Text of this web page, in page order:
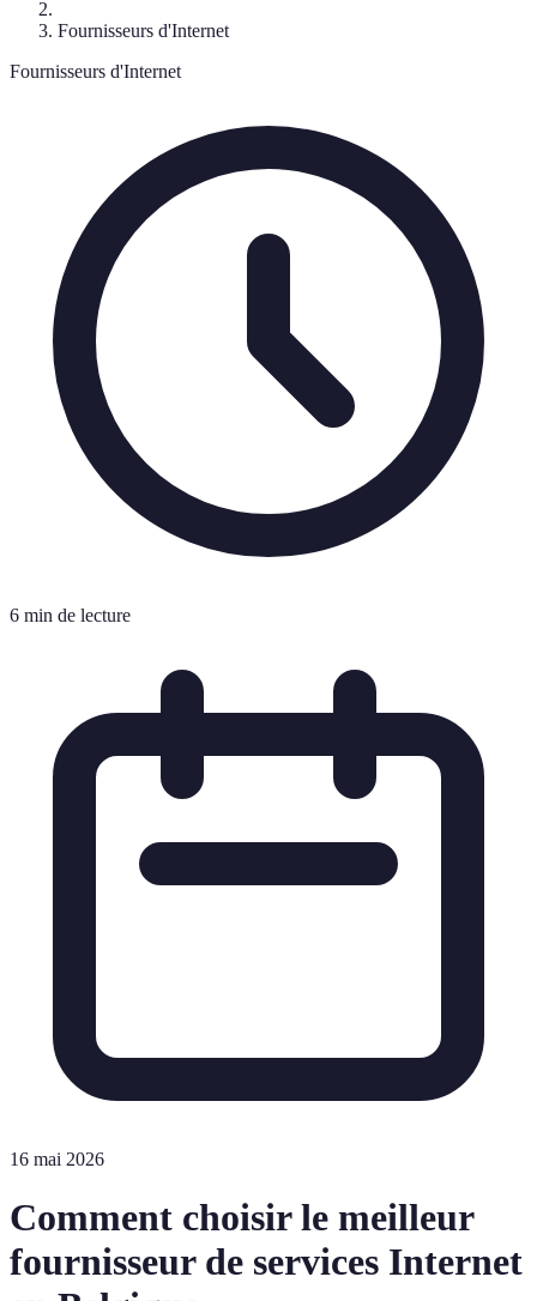
Fournisseurs d'Internet
Fournisseurs d'Internet
6 min de lecture
16 mai 2026
Comment choisir le meilleur
fournisseur de services Internet